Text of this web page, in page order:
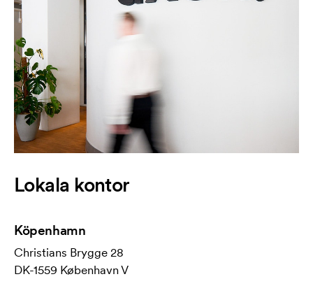
Lokala kontor
Köpenhamn
Christians Brygge 28
DK-1559 København V